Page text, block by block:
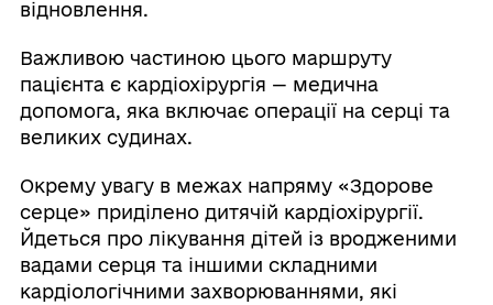
відновлення.
Важливою частиною цього маршруту
пацієнта є кардіохірургія — медична
допомога, яка включає операції на серці та
великих судинах.
Окрему увагу в межах напряму «Здорове
серце» приділено дитячій кардіохірургії.
Йдеться про лікування дітей із вродженими
вадами серця та іншими складними
кардіологічними захворюваннями, які